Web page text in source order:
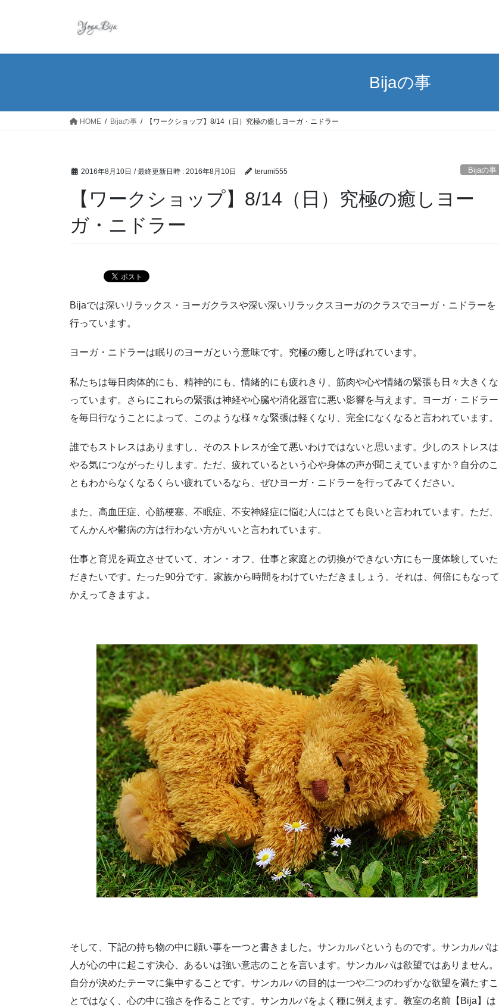
Bijaの事
HOME Bijaの事 【ワークショップ】8/14（日）究極の癒しヨーガ・ニドラー
2016年8月10日 / 最終更新日時 : 2016年8月10日 terumi555 Bijaの事
【ワークショップ】8/14（日）究極の癒しヨー
ガ・ニドラー
Bijaでは深いリラックス・ヨーガクラスや深い深いリラックスヨーガのクラスでヨーガ・ニドラーを
行っています。
ヨーガ・ニドラーは眠りのヨーガという意味です。究極の癒しと呼ばれています。
私たちは毎日肉体的にも、精神的にも、情緒的にも疲れきり、筋肉や心や情緒の緊張も日々大きくな
っています。さらにこれらの緊張は神経や心臓や消化器官に悪い影響を与えます。ヨーガ・ニドラー
を毎日行なうことによって、このような様々な緊張は軽くなり、完全になくなると言われています。
誰でもストレスはありますし、そのストレスが全て悪いわけではないと思います。少しのストレスは
やる気につながったりします。ただ、疲れているという心や身体の声が聞こえていますか？自分のこ
ともわからなくなるくらい疲れているなら、ぜひヨーガ・ニドラーを行ってみてください。
また、高血圧症、心筋梗塞、不眠症、不安神経症に悩む人にはとても良いと言われています。ただ、
てんかんや鬱病の方は行わない方がいいと言われています。
仕事と育児を両立させていて、オン・オフ、仕事と家庭との切換ができない方にも一度体験していた
だきたいです。たった90分です。家族から時間をわけていただきましょう。それは、何倍にもなって
かえってきますよ。
そして、下記の持ち物の中に願い事を一つと書きました。サンカルパというものです。サンカルパは
人が心の中に起こす決心、あるいは強い意志のことを言います。サンカルパは欲望ではありません。
自分が決めたテーマに集中することです。サンカルパの目的は一つや二つのわずかな欲望を満たすこ
とではなく、心の中に強さを作ることです。サンカルパをよく種に例えます。教室の名前【Bija】は